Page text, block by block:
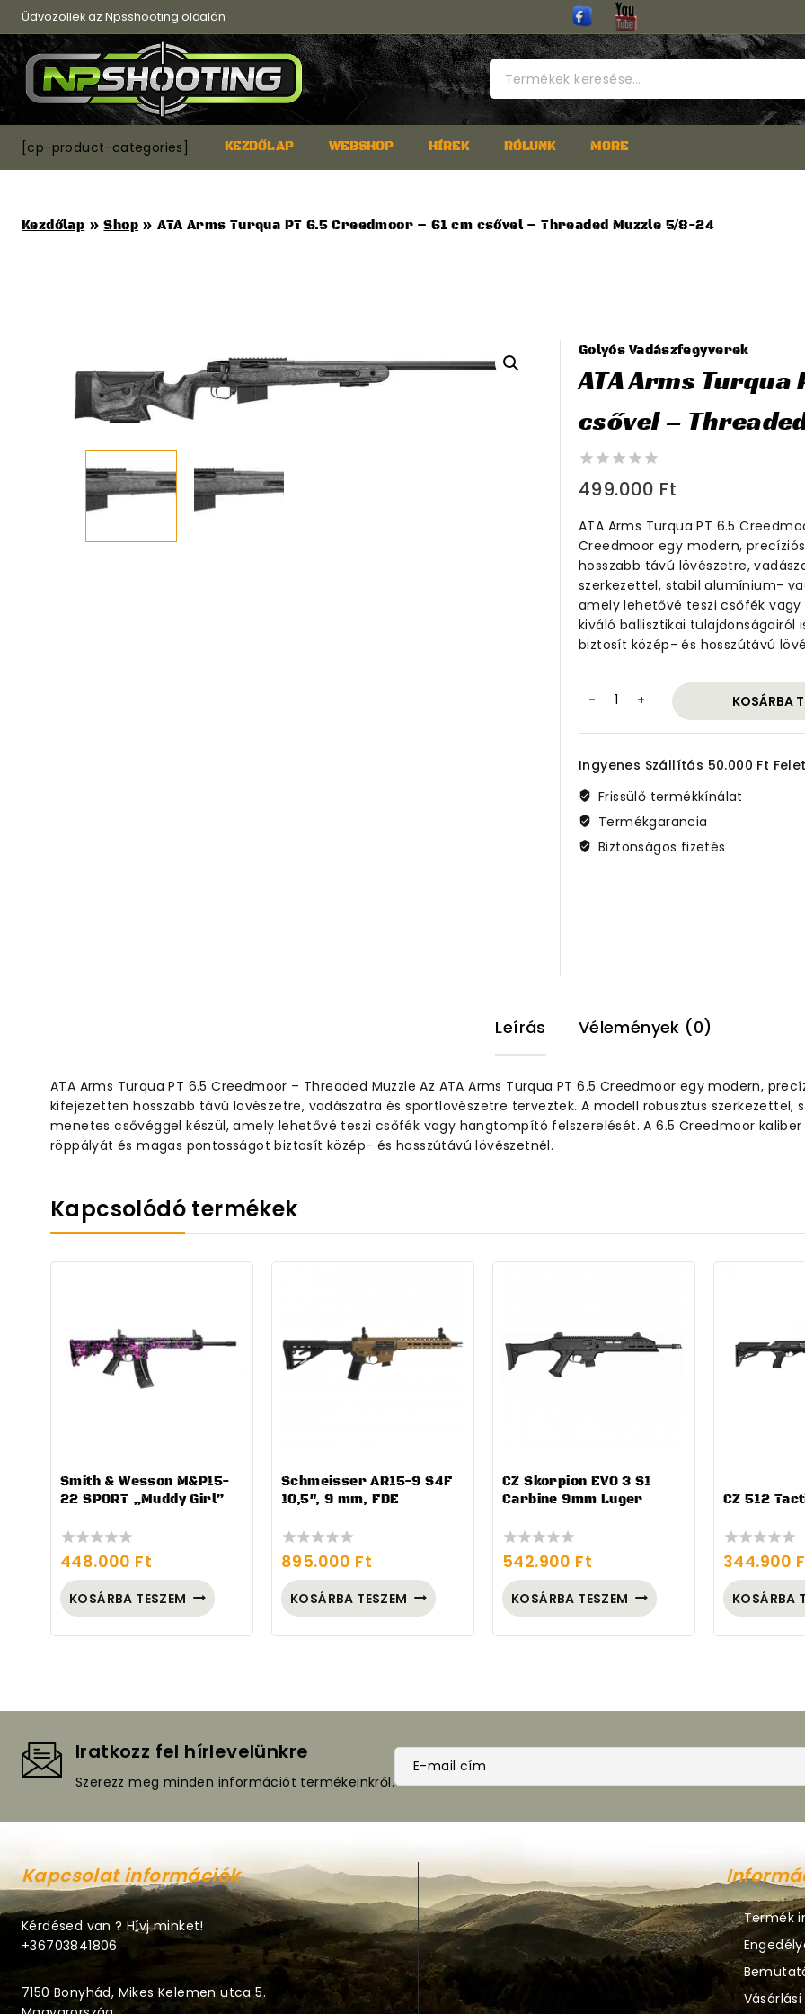
Skip
content
Üdvözöllek az Npsshooting oldalán
Keresés
a
következőre:
[cp-product-categories] KEZDŐLAP WEBSHOP HÍREK RÓLUNK MORE
Kezdőlap »Shop »ATA Arms Turqua PT 6.5 Creedmoor – 61 cm csővel – Threaded Muzzle 5/8-24
Golyós Vadászfegyverek
ATA Arms Turqua
csővel –
0
out
5
499.000 Ft
ATA Arms Turqua PT 6.5
Creedmoor egy modern,
hosszabb távú lövészetre,
szerkezettel, stabil alumínium-
amely lehetővé teszi csőfék
kiváló ballisztikai
biztosít közép- és hosszútávú
ATA
Turqua
6.5
Creedmoor
61
cm
KOSÁRBA
Ingyenes Szállítás 50.000 Ft
Frissülő termékkínálat
Termékgarancia
Biztonságos fizetés
Leírás Vélemények (0)
ATA Arms Turqua PT 6.5 Creedmoor – Threaded Muzzle Az ATA Arms Turqua PT 6.5 Creedmoor egy modern,
kifejezetten hosszabb távú lövészetre, vadászatra és sportlövészetre terveztek. A modell robusztus
menetes csővéggel készül, amely lehetővé teszi csőfék vagy hangtompító felszerelését. A 6.5 Creedmoor
röppályát és magas pontosságot biztosít közép- és hosszútávú lövészetnél.
Kapcsolódó termékek
Smith & Wesson M&P15-
22 SPORT „Muddy Girl”
0
out
of
5
448.000 Ft
KOSÁRBA TESZEM
Schmeisser AR15-9 S4F
10,5″, 9 mm, FDE
0
out
of
5
895.000 Ft
KOSÁRBA TESZEM
CZ Skorpion EVO 3 S1
Carbine 9mm Luger
0
out
of
5
542.900 Ft
KOSÁRBA TESZEM
CZ 512
0
out
of
5
344.900
KOSÁRBA
Iratkozz fel hírlevelünkre
Szerezz meg minden információt termékeinkről.
Kapcsolat információk
Kérdésed van ? Hívj minket!
+36703841806
7150 Bonyhád, Mikes Kelemen utca 5.
Termék